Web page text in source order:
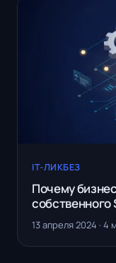
IT-ЛИКБЕЗ
Почему
13 апреля 2024 · 4